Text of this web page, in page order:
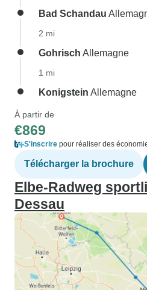
Bad Schandau
2 mi
Gohrisch Allemagne
1 mi
Konigstein Allemagne
À partir de
€869
S'inscrire pour réaliser des
Télécharger la brochure
Elbe-Radweg
Dessau